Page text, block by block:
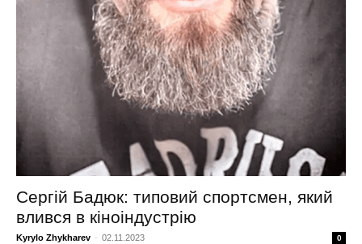
Сергій Бадюк: типовий спортсмен, який
влився в кіноіндустрію
Kyrylo Zhykharev - 02.11.2023 0